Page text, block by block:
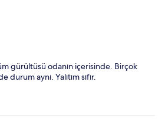
gürültüsü odanın içerisinde. Birçok
durum aynı. Yalıtım sıfır.